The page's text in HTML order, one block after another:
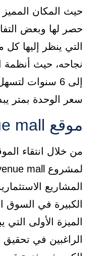
حيث المكان المميز
حصر لها وبعض
التي ينظر إليها
نجاحه، حيث أنظمة
إلى 6 سنوات
سعر الوحدة بمتر يبدأ من 50
موقع v avenue mall
من خلال انتقاء
المشاريع
الكبيرة في
الميزة الأولى
الراغبين في تحقيق